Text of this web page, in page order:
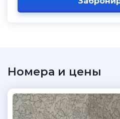
Номера и цены